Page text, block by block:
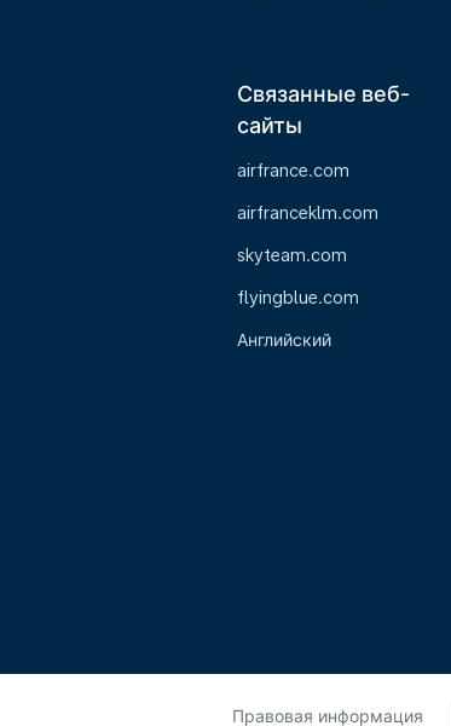
Связанные веб-
сайты
airfrance.com
airfranceklm.com
skyteam.com
flyingblue.com
Английский
Правовая информация